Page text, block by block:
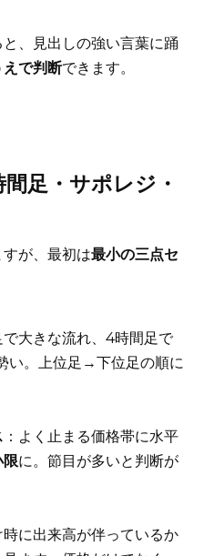
、見出しの強い言葉に踊
で判断できます。
足・サポレジ・
が、最初は最小の三点セ
で大きな流れ、4時間足で
い。上位足→下位足の順に
：よく止まる価格帯に水平
限に。節目が多いと判断が
時に出来高が伴っているか